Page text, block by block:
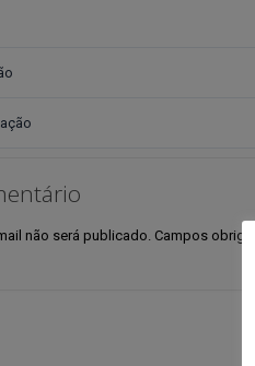
não será publicado. Campos